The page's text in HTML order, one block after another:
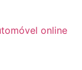
online